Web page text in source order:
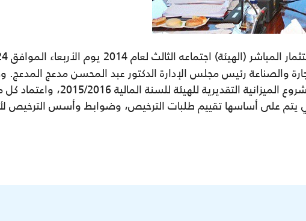
والصناعة رئيس مجلس الإدارة الدكتور عبد المحسن مدعج المدعج.
مجلس الادارة في الاجتماع عدة قرارات شملت إقرار مشروع الميزانية
يتم على أساسها تقييم طلبات الترخيص، وضوابط وأسس الترخيص